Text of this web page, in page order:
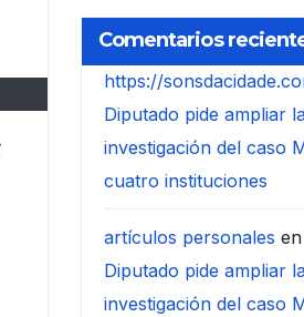
Comentarios
https://
Diputado pide ampliar
investigación del caso
cuatro instituciones
artículos personales en
Diputado pide ampliar
investigación del caso